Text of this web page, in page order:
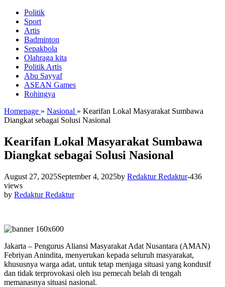
Politik
Sport
Artis
Badminton
Sepakbola
Olahraga kita
Politik Artis
Abu Sayyaf
ASEAN Games
Rohingya
Homepage » Nasional » Kearifan Lokal Masyarakat Sumbawa
Diangkat sebagai Solusi Nasional
Kearifan Lokal Masyarakat Sumbawa
Diangkat sebagai Solusi Nasional
August 27, 2025September 4, 2025by Redaktur Redaktur-436
views
by Redaktur Redaktur
Jakarta – Pengurus Aliansi Masyarakat Adat Nusantara (AMAN)
Febriyan Anindita, menyerukan kepada seluruh masyarakat,
khususnya warga adat, untuk tetap menjaga situasi yang kondusif
dan tidak terprovokasi oleh isu pemecah belah di tengah
memanasnya situasi nasional.